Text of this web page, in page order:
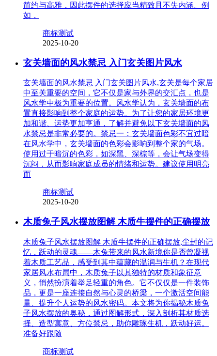
简约与高雅，因此摆件的选择应当精致且不失内涵。例
如，
商标测试
2025-10-20
玄关墙面的风水禁忌 入门玄关图片风水
玄关墙面的风水禁忌 入门玄关图片风水,玄关是每个家居
中至关重要的空间，它不仅是家与外界的交汇点，也是
风水学中极为重要的位置。风水学认为，玄关墙面的布
置直接影响到整个家庭的运势。为了让您的家居环境更
加和谐、运势更加亨通，了解并避免以下玄关墙面的风
水禁忌是非常必要的。禁忌一：玄关墙面色彩不宜过暗
在风水学中，玄关墙面的色彩会影响到整个家的气场。
使用过于暗沉的色彩，如深黑、深棕等，会让气场变得
沉闷，从而影响家庭成员的情绪和运势。建议使用明亮
而
商标测试
2025-10-20
木质兔子风水摆放图解 木质牛摆件的正确摆放
木质兔子风水摆放图解 木质牛摆件的正确摆放,尘封的记
忆，跃动的灵魂——木兔带来的风水新境你是否曾凝视
着木质工艺品，感受到其中蕴藏的温润与生机？在现代
家居风水布局中，木质兔子以其独特的材质和象征意
义，悄然扮演着举足轻重的角色。它不仅仅是一件装饰
品，更是一座连接自然与心灵的桥梁，一个激活空间能
量、提升个人运势的风水密码。本文将为你揭秘木质兔
子风水摆放的奥秘，通过图解形式，深入剖析其材质选
择、造型寓意、方位禁忌，助你雕琢生机，跃动好运。
准备好跟随
商标测试